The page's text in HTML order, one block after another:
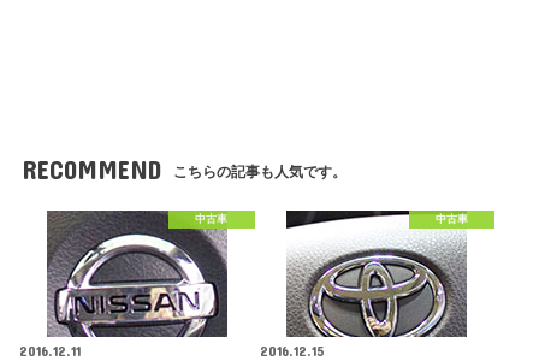
RECOMMEND こちらの記事も人気です。
中古車
2016.12.11
中古車
2016.12.15